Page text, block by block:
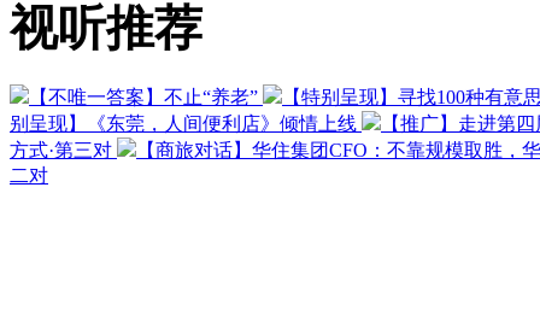
视听推荐
【不唯一答案】不止“养老”
【特别呈现】寻找100种有意
别呈现】《东莞，人间便利店》倾情上线
【推广】走进第
方式·第三对
【商旅对话】华住集团CFO：不靠规模取胜，
二对